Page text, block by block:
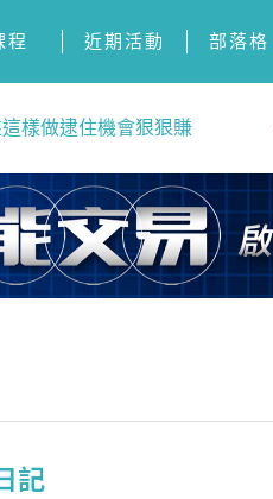
程 近期活動 部落格
樣做逮住機會狠狠賺
記